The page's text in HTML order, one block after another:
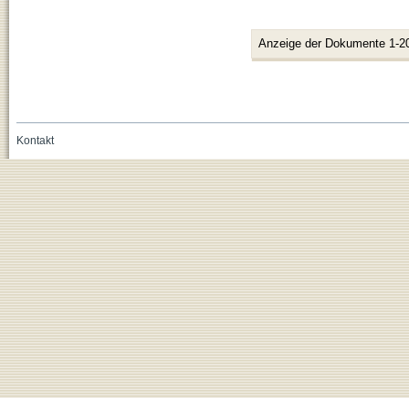
Anzeige der Dokumente 1-
Kontakt